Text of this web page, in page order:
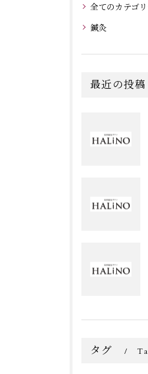
全てのカテゴ
鍼灸
最近の投稿
タグ